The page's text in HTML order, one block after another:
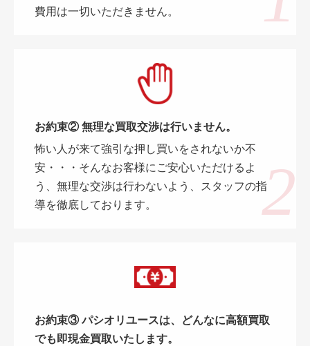
費用は一切いただきません。
お約束② 無理な買取交渉は行いません。
怖い人が来て強引な押し買いをされないか不
安・・・そんなお客様にご安心いただけるよ
う、無理な交渉は行わないよう、スタッフの指
導を徹底しております。
お約束③ パシオリユースは、どんなに高額買取
でも即現金買取いたします。